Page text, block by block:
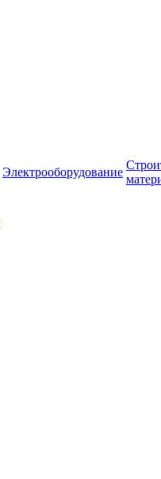
Электрооборудование